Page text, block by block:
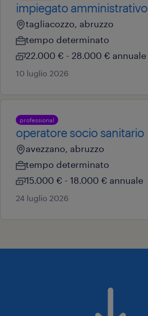
impiegato amministrativo
tagliacozzo, abruzzo
tempo determinato
22.000 € - 28.000 € annuale
10 luglio 2026
professional
operatore socio sanitario
avezzano, abruzzo
tempo determinato
15.000 € - 18.000 € annuale
24 luglio 2026